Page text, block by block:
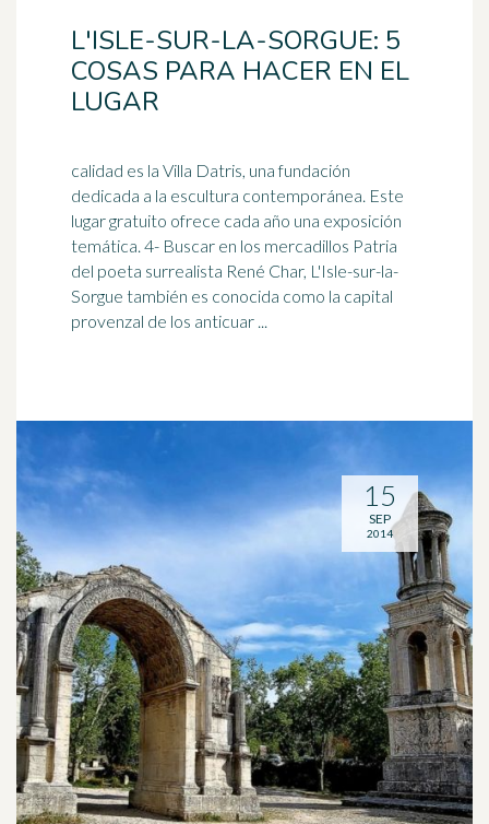
L'ISLE-SUR-LA-SORGUE: 5
COSAS PARA HACER EN EL
LUGAR
calidad es la Villa Datris, una fundación
dedicada a la escultura contemporánea. Este
lugar gratuito ofrece cada año una exposición
temática. 4- Buscar en los mercadillos Patria
del poeta surrealista René Char, L'Isle-sur-la-
Sorgue también es conocida como la capital
provenzal de los anticuar ...
15
SEP
2014